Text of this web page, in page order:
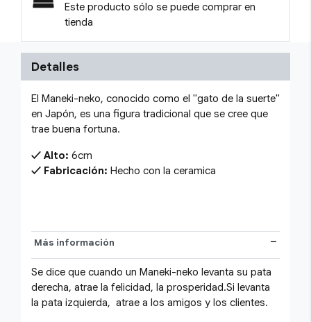
Este producto sólo se puede comprar en
tienda
Detalles
El Maneki-neko, conocido como el "gato de la suerte"
en Japón, es una figura tradicional que se cree que
trae buena fortuna.
Alto: 6cm
Fabricación: Hecho con la ceramica
Más información
Se dice que cuando un Maneki-neko levanta su pata
derecha, atrae la felicidad, la prosperidad.Si levanta
la pata izquierda, atrae a los amigos y los clientes.